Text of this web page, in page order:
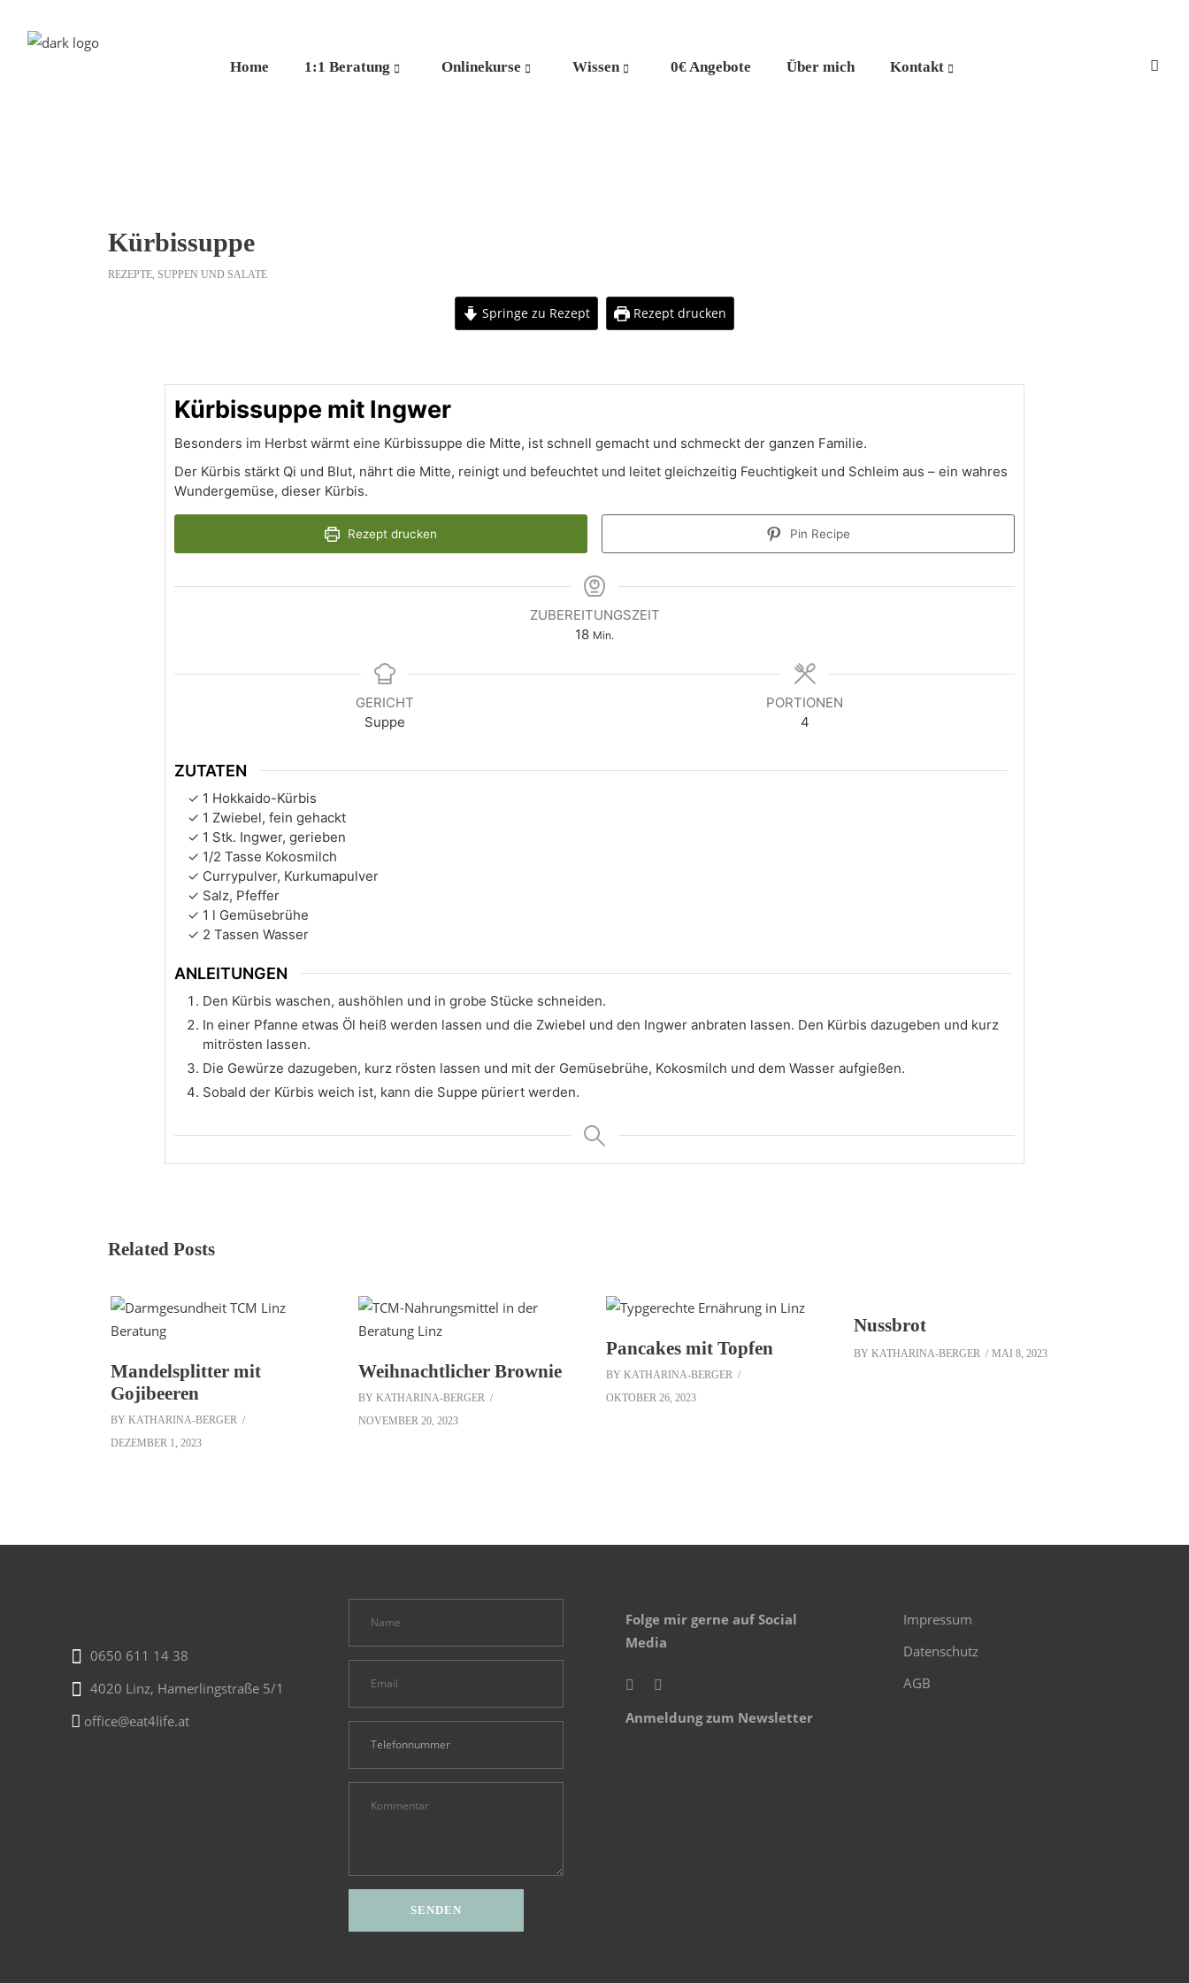
Home 1:1 Beratung Onlinekurse Wissen 0€ Angebote Über mich Kontakt
Kürbissuppe
REZEPTE, SUPPEN UND SALATE
Springe zu Rezept Rezept drucken
Kürbissuppe mit Ingwer
Besonders im Herbst wärmt eine Kürbissuppe die Mitte, ist schnell gemacht und schmeckt der ganzen Familie.
Der Kürbis stärkt Qi und Blut, nährt die Mitte, reinigt und befeuchtet und leitet gleichzeitig Feuchtigkeit und Schleim aus – ein wahres
Wundergemüse, dieser Kürbis.
Rezept drucken Pin Recipe
ZUBEREITUNGSZEIT
18Minuten
Min.
GERICHT
Suppe
PORTIONEN
4
ZUTATEN
1 Hokkaido-Kürbis
1 Zwiebel, fein gehackt
1 Stk. Ingwer, gerieben
1/2 Tasse Kokosmilch
Currypulver, Kurkumapulver
Salz, Pfeffer
1 l Gemüsebrühe
2 Tassen Wasser
ANLEITUNGEN
Den Kürbis waschen, aushöhlen und in grobe Stücke schneiden.
In einer Pfanne etwas Öl heiß werden lassen und die Zwiebel und den Ingwer anbraten lassen. Den Kürbis dazugeben und kurz
mitrösten lassen.
Die Gewürze dazugeben, kurz rösten lassen und mit der Gemüsebrühe, Kokosmilch und dem Wasser aufgießen.
Sobald der Kürbis weich ist, kann die Suppe püriert werden.
Related Posts
Mandelsplitter mit
Gojibeeren
BY KATHARINA-BERGER
DEZEMBER 1, 2023
Weihnachtlicher Brownie
BY KATHARINA-BERGER
NOVEMBER 20, 2023
Pancakes mit Topfen
BY KATHARINA-BERGER
OKTOBER 26, 2023
Nussbrot
BY KATHARINA-BERGER MAI 8, 2023
0650 611 14 38
4020 Linz, Hamerlingstraße 5/1
office@eat4life.at
Folge mir gerne auf Social
Media
Anmeldung zum Newsletter
Impressum
Datenschutz
AGB